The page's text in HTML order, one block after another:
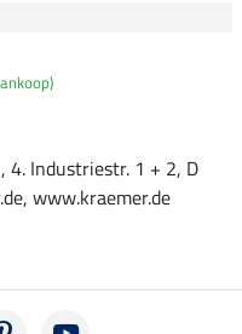
4. Industriestr. 1 + 2, D
www.kraemer.de